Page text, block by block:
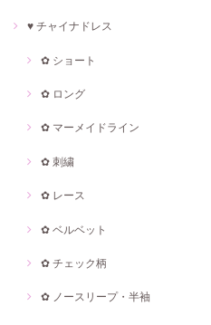
♥ チャイナドレス
✿ ショート
✿ ロング
✿ マーメイドライン
✿ 刺繍
✿ レース
✿ ベルベット
✿ チェック柄
✿ ノースリープ・半袖